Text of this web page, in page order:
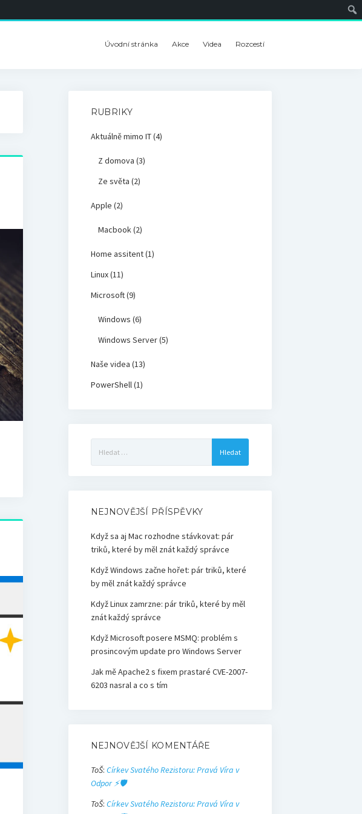
Úvodní stránka Akce Videa Rozcestí
RUBRIKY
Aktuálně mimo IT(4)
Z domova (3)
Ze světa (2)
Apple (2)
Macbook(2)
Home assitent(1)
Linux(11)
Microsoft(9)
Windows (6)
Windows Server(5)
Naše videa (13)
PowerShell(1)
NEJNOVĚJŠÍ PŘÍSPĚVKY
Když sa aj Mac rozhodne stávkovat: pár
triků, které by měl znát každý správce
Když Windows začne hořet: pár triků, které
by měl znát každý správce
Když Linux zamrzne: pár triků, které by měl
znát každý správce
Když Microsoft posere MSMQ: problém s
prosincovým update pro Windows Server
Jak mě Apache2 s fixem prastaré CVE-2007-
6203 nasral a co s tím
NEJNOVĚJŠÍ KOMENTÁŘE
ToŠ: Církev Svatého Rezistoru: Pravá Víra v
Odpor ⚡🛡️
ToŠ: Církev Svatého Rezistoru: Pravá Víra v